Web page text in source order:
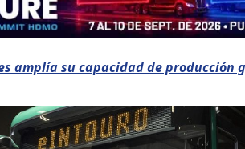
amplía su capacidad de producción